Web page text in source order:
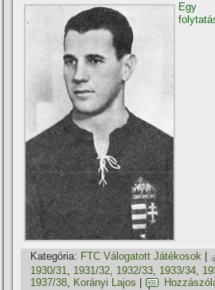
Kategória: FTC Válogatott Játékosok |
1930/31
1931/32 1932/33 1933/34
1937/38, Korányi Lajos